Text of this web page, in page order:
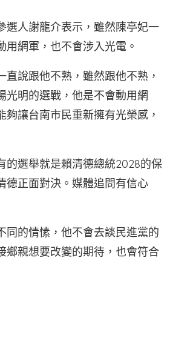
選人謝龍介表示，雖然陳亭妃一
網軍，也不會涉入光電。
說跟他不熟，雖然跟他不熟，
光明的選戰，他是不會動用網
讓台南市民重新擁有光榮感，
的選舉就是賴清德總統2028的保
德正面對決。媒體追問有信心
同的情愫，他不會去談民進黨的
鄉親想要改變的期待，也會符合